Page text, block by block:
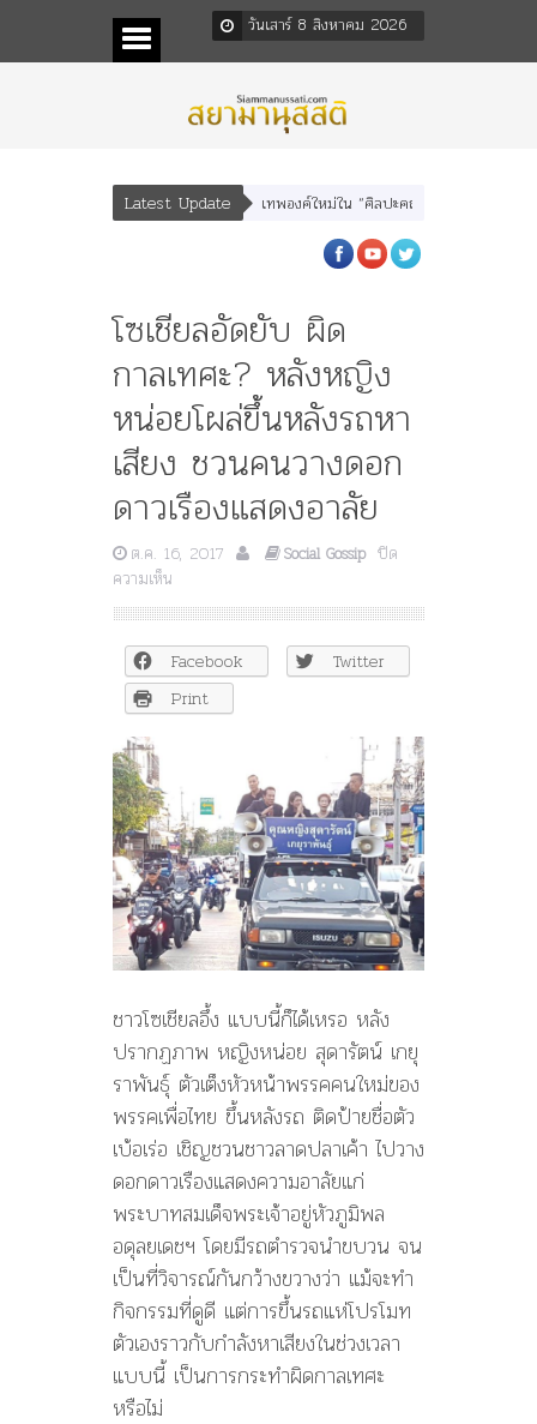
วันเสาร์ 8 สิงหาคม 2026
Latest Update
เทพบุตร” และ “เทพีรัฐธรรมนูญ” เทพองค์ใหม่ใน “ศิลปะคณะราษฎร”
โซเชียลอัดยับ ผิด
กาลเทศะ? หลังหญิง
หน่อยโผล่ขึ้นหลังรถหา
เสียง ชวนคนวางดอก
ดาวเรืองแสดงอาลัย
ต.ค. 16, 2017 Social Gossip ปิด
ความเห็น
โซ
เชีย
ล
อัด
ยับ
ผิด
หญิง
หน่อย
โผล่
ขึ้น
หลัง
รถ
หา
เสียง
คน
วาง
ดอก
ดาว
เรือง
แสดง
อาลัย
Facebook
Twitter
Print
ชาวโซเชียลอึ้ง แบบนี้ก็ได้เหรอ หลัง
ปรากฏภาพ หญิงหน่อย สุดารัตน์ เกยุ
ราพันธุ์ ตัวเต็งหัวหน้าพรรคคนใหม่ของ
พรรคเพื่อไทย ขึ้นหลังรถ ติดป้ายชื่อตัว
เบ้อเร่อ เชิญชวนชาวลาดปลาเค้า ไปวาง
ดอกดาวเรืองแสดงความอาลัยแก่
พระบาทสมเด็จพระเจ้าอยู่หัวภูมิพล
อดุลยเดชฯ โดยมีรถตำรวจนำขบวน จน
เป็นที่วิจารณ์กันกว้างขวางว่า แม้จะทำ
กิจกรรมที่ดูดี แต่การขึ้นรถแห่โปรโมท
ตัวเองราวกับกำลังหาเสียงในช่วงเวลา
แบบนี้ เป็นการกระทำผิดกาลเทศะ
หรือไม่